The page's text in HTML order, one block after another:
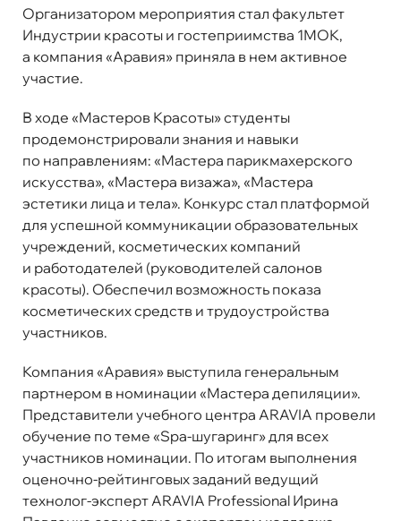
Организатором мероприятия стал факультет
Индустрии красоты и гостеприимства 1МОК,
а компания «Аравия» приняла в нем активное
участие.
В ходе «Мастеров Красоты» студенты
продемонстрировали знания и навыки
по направлениям: «Мастера парикмахерского
искусства», «Мастера визажа», «Мастера
эстетики лица и тела». Конкурс стал платформой
для успешной коммуникации образовательных
учреждений, косметических компаний
и работодателей (руководителей салонов
красоты). Обеспечил возможность показа
косметических средств и трудоустройства
участников.
Компания «Аравия» выступила генеральным
партнером в номинации «Мастера депиляции».
Представители учебного центра ARAVIA провели
обучение по теме «Spa-шугаринг» для всех
участников номинации. По итогам выполнения
оценочно-рейтинговых заданий ведущий
технолог-эксперт ARAVIA Professional Ирина